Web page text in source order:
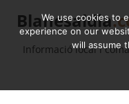
Blanesaldia
Informació local i
We use cookies to
experience on our
will assume